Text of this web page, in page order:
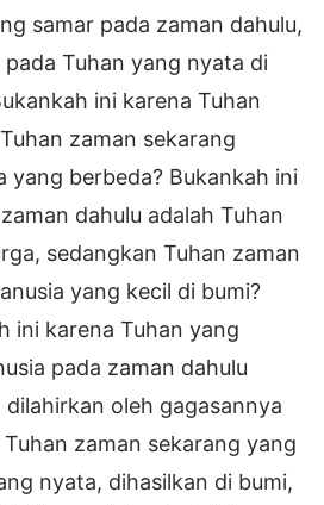
samar pada zaman dahulu,
Tuhan yang nyata di
ini karena Tuhan
zaman sekarang
yang berbeda? Bukankah ini
dahulu adalah Tuhan
sedangkan Tuhan zaman
yang kecil di bumi?
ini karena Tuhan yang
pada zaman dahulu
oleh gagasannya
zaman sekarang yang
nyata, dihasilkan di bumi,